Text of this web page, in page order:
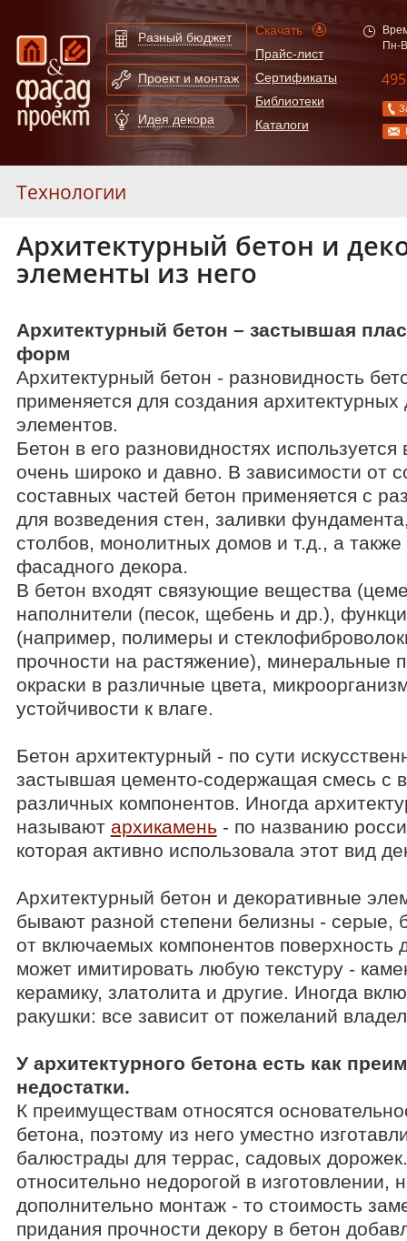
Разный бюджет
Проект и монтаж
Идея декора
Скачать
Прайс-лист
Сертификаты
Библиотеки
Каталоги
Пн-
Технологии
Искусственный камень
Стеклопластик
Пенопласт (полистирол)
Деревокомпозит
Характеристики материалов
Инструкции по монтажу
Все каталоги и прайс-листы "Фасад проект"
Словарь терминов
Скачать библиотеки элементов
Раздел статей
Расширенный поиск по сайту
Архитектурный бетон и
элементы из него
Архитектурный бетон – застывшая
форм
Архитектурный бетон - разновидность
применяется для создания архитектурных
элементов.
Бетон в его разновидностях используется
очень широко и давно. В зависимости от
составных частей бетон применяется с
для возведения стен, заливки
столбов, монолитных домов и т.д., а также
фасадного декора.
В бетон входят связующие вещества
наполнители (песок, щебень и др.),
(например, полимеры и
прочности на растяжение), минеральные
окраски в различные цвета,
устойчивости к влаге.
Бетон архитектурный - по сути
застывшая цементо-содержащая смесь с
различных компонентов. Иногда
называют архикамень - по названию
которая активно использовала этот вид
Архитектурный бетон и декоративные
бывают разной степени белизны - серые,
от включаемых компонентов поверхность
может имитировать любую текстуру -
керамику, златолита и другие. Иногда
ракушки: все зависит от пожеланий
У архитектурного бетона есть как
недостатки.
К преимуществам относятся
бетона, поэтому из него уместно
балюстрады для террас, садовых
относительно недорогой в изготовлении,
дополнительно монтаж - то стоимость
придания прочности декору в бетон